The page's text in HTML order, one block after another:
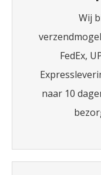
Wij
FedEx,
naar 10